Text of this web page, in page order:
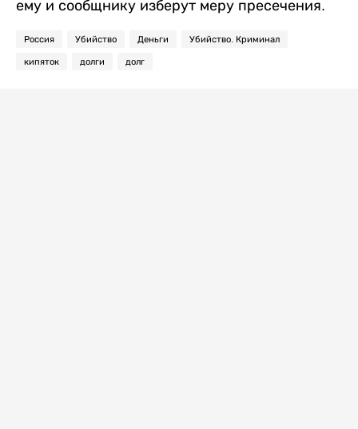
ему и сообщнику изберут меру пресечения.
Россия Убийство Деньги Убийство. Криминал
кипяток долги долг